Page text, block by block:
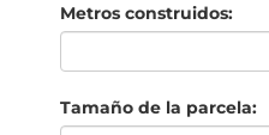
Metros construidos:
Tamaño de la parcela: